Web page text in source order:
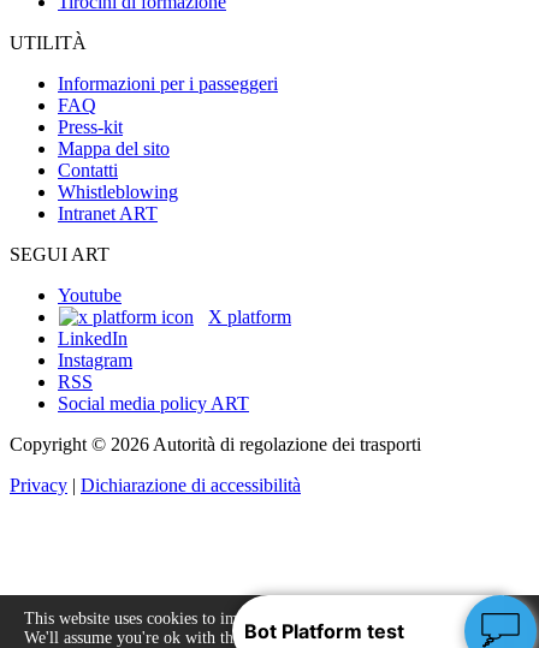
UTILITÀ
Informazioni per i passeggeri
FAQ
Press-kit
Mappa del sito
Contatti
Whistleblowing
Intranet ART
SEGUI ART
Youtube
X platform
LinkedIn
Instagram
RSS
Social media policy ART
Copyright © 2026 Autorità di regolazione dei trasporti
Privacy | Dichiarazione di accessibilità
This website uses cookies to improve your experience.
We'll assume you're ok with this, but you can opt-out
Accept